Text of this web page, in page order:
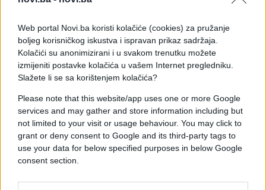
Web portal Novi.ba koristi kolačiće (cookies) za pružanje
boljeg korisničkog iskustva i ispravan prikaz sadržaja.
Kolačići su anonimizirani i u svakom trenutku možete
izmijeniti postavke kolačića u vašem Internet pregledniku.
Slažete li se sa korištenjem kolačića?
Please note that this website/app uses one or more Google
services and may gather and store information including but
not limited to your visit or usage behaviour. You may click to
grant or deny consent to Google and its third-party tags to
use your data for below specified purposes in below Google
consent section.
Eider shubheccha = Bajramski pozdravi
Kina
开斋节快乐/Kāizhāi jié kuàilè = Sretan Bajram
Ni ti yuun' palli = Sretna nova sezona Bajrama
Iran
Eid muborak shaved = Sretan Bajram
Cejna we pîroz be = Sretan Bajram